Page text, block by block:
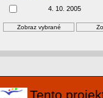
4. 10. 2005
Tento